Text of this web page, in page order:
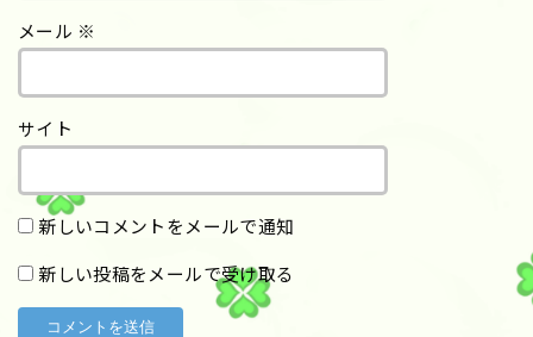
メール ※
サイト
新しいコメントをメールで通知
新しい投稿をメールで受け取る